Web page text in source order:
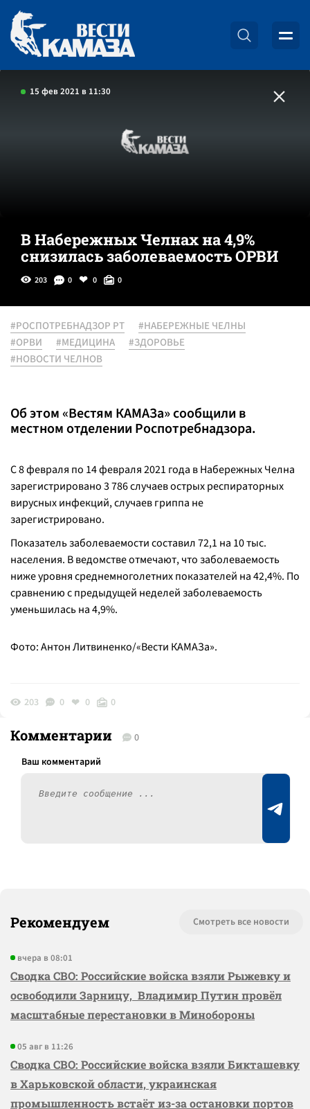
15 фев 2021 в 11:30
В Набережных Челнах на 4,9%
снизилась заболеваемость ОРВИ
203 0 0 0
#РОСПОТРЕБНАДЗОР РТ
#НАБЕРЕЖНЫЕ ЧЕЛНЫ
#ОРВИ
#МЕДИЦИНА
#ЗДОРОВЬЕ
#НОВОСТИ ЧЕЛНОВ
Об этом «Вестям КАМАЗа» сообщили в
местном отделении Роспотребнадзора.
C 8 февраля по 14 февраля 2021 года в Набережных Челна
зарегистрировано 3 786 случаев острых респираторных
вирусных инфекций, случаев гриппа не
зарегистрировано.
Показатель заболеваемости составил 72,1 на 10 тыс.
населения. В ведомстве отмечают, что заболеваемость
ниже уровня среднемноголетних показателей на 42,4%. По
сравнению с предыдущей неделей заболеваемость
уменьшилась на 4,9%.
Фото: Антон Литвиненко/«Вести КАМАЗа».
203 0 0 0
Комментарии 0
Рекомендуем Смотреть все новости
вчера в 08:01
Сводка СВО: Российские войска взяли Рыжевку и
освободили Зарницу, Владимир Путин провёл
масштабные перестановки в Минобороны
05 авг в 11:26
Сводка СВО: Российские войска взяли Бикташевку
в Харьковской области, украинская
промышленность встаёт из-за остановки портов